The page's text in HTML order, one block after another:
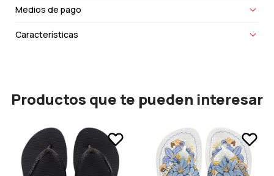
Medios de pago
Características
Productos que te pueden interesar